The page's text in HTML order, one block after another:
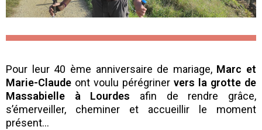
Pour leur 40 ème anniversaire de mariage, Marc et
Marie-Claude ont voulu pérégriner vers la grotte de
Massabielle à Lourdes afin de rendre grâce,
s’émerveiller, cheminer et accueillir le moment
présent…